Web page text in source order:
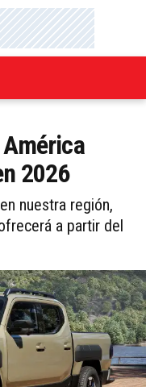
América
2026
nuestra región,
a partir del